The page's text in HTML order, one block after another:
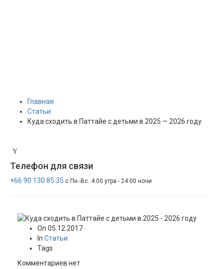
Главная
Статьи
Куда сходить в Паттайе с детьми в 2025 — 2026 году
Телефон для связи
+66 90 130 85 35 с Пн.-Вс. 4.00 утра - 24.00 ночи
On 05.12.2017
In Статьи
Tags
Комментариев нет